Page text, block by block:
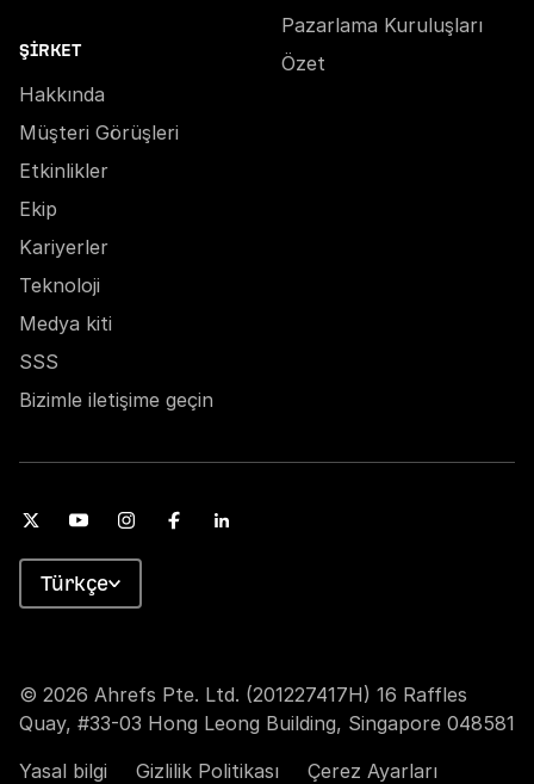
ŞIRKET
Hakkında
Müşteri Görüşleri
Etkinlikler
Ekip
Kariyerler
Teknoloji
Medya kiti
SSS
Bizimle iletişime geçin
Pazarlama Kuruluşları
Özet
© 2026 Ahrefs Pte. Ltd. (201227417H) 16 Raffles
Quay, #33-03 Hong Leong Building, Singapore 048581
Yasal bilgi
Gizlilik Politikası
Çerez Ayarları
Türkçe